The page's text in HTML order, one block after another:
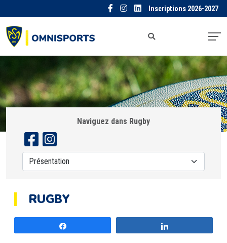
Inscriptions 2026-2027
Naviguez dans Rugby
RUGBY